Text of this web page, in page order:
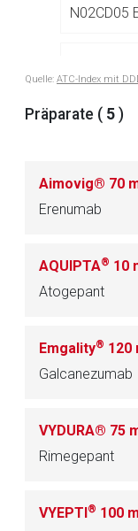
N02CD05
N02CD07
N02CH
N03
N05
N06
Quelle: ATC-Index mit
Präparate ( 5 )
Erenumab
AQUIPTA® 10
Atogepant
Emgality® 120
Galcanezumab
VYDURA® 75
Rimegepant
VYEPTI® 100 mg/-